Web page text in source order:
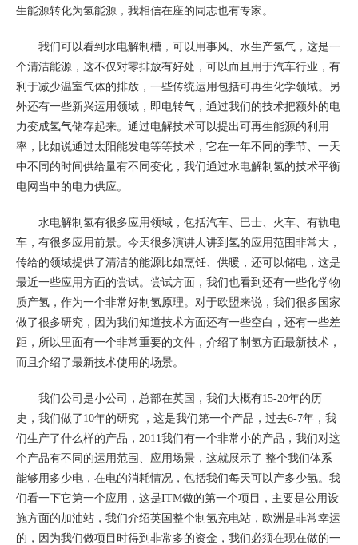
生能源转化为氢能源，我相信在座的同志也有专家。
我们可以看到水电解制槽，可以用事风、水生产氢气，这是一
个清洁能源，这不仅对零排放有好处，可以而且用于汽车行业，有
利于减少温室气体的排放，一些传统运用包括可再生化学领域。另
外还有一些新兴运用领域，即电转气，通过我们的技术把额外的电
力变成氢气储存起来。通过电解技术可以提出可再生能源的利用
率，比如说通过太阳能发电等等技术，它在一年不同的季节、一天
中不同的时间供给量有不同变化，我们通过水电解制氢的技术平衡
电网当中的电力供应。
水电解制氢有很多应用领域，包括汽车、巴士、火车、有轨电
车，有很多应用前景。今天很多演讲人讲到氢的应用范围非常大，
传给的领域提供了清洁的能源比如烹饪、供暖，还可以储电，这是
最近一些应用方面的尝试。尝试方面，我们也看到还有一些化学物
质产氢，作为一个非常好制氢原理。对于欧盟来说，我们很多国家
做了很多研究，因为我们知道技术方面还有一些空白，还有一些差
距，所以里面有一个非常重要的文件，介绍了制氢方面最新技术，
而且介绍了最新技术使用的场景。
我们公司是小公司，总部在英国，我们大概有15-20年的历
史，我们做了10年的研究 ，这是我们第一个产品，过去6-7年，我
们生产了什么样的产品，2011我们有一个非常小的产品，我们对这
个产品有不同的运用范围、应用场景，这就展示了 整个我们体系
能够用多少电，在电的消耗情况，包括我们每天可以产多少氢。我
们看一下它第一个应用，这是ITM做的第一个项目，主要是公用设
施方面的加油站，我们介绍英国整个制氢充电站，欧洲是非常幸运
的，因为我们做项目时得到非常多的资金，我们必须在现在做的一